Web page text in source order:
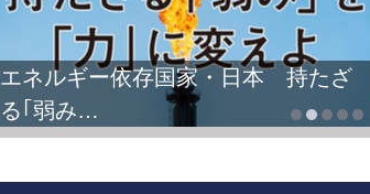
エネルギー依存国家・日本 持たざ
る｢弱み…